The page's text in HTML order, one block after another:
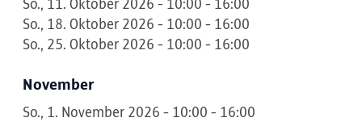
So., 11. Oktober 2026 - 10:00 - 16:00
So., 18. Oktober 2026 - 10:00 - 16:00
So., 25. Oktober 2026 - 10:00 - 16:00
November
So., 1. November 2026 - 10:00 - 16:00